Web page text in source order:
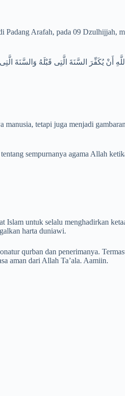
Padang Arafah, pada 09 Dzulhijjah,
أَنْ يُكَفِّرَ السَّنَةَ الَّتِى قَبْلَهُ وَالسَّنَةَ
tetapi juga menjadi
sempurnanya agama Allah
Islam untuk selalu menghadirkan
harta duniawi.
qurban dan penerimanya.
aman dari Allah Ta’ala. Aamiin.